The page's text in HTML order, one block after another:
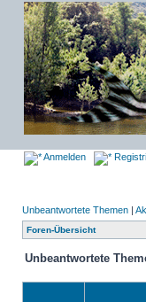
Anmelden
Unbeantwortete Themen |
Foren-Übersicht
Unbeantwortete